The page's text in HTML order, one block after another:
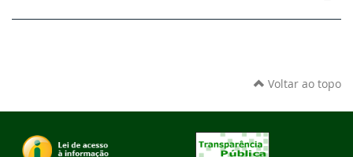
Voltar ao topo